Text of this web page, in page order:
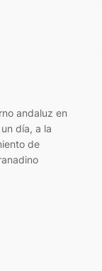
andaluz en
día, a la
de